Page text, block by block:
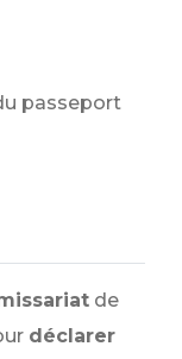
passeport
de
déclarer